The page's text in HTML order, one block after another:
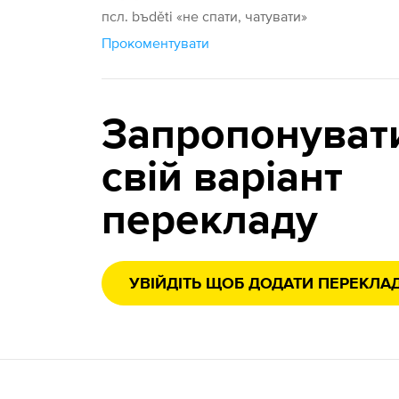
псл. bъděti «не спати, чатувати»
Прокоментувати
свій варіант
перекладу
УВІЙДІТЬ ЩОБ ДОДАТИ